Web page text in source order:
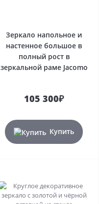
Зеркало напольное и
настенное большое в
полный рост в
зеркальной раме Jacomo
105 300₽
Купить